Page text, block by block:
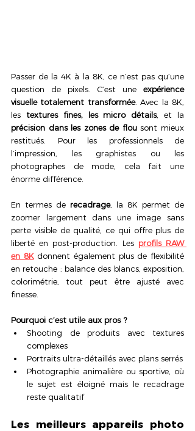
Passer de la 4K à la 8K, ce n’est pas qu’une
question de pixels. C’est une expérience
visuelle totalement transformée. Avec la 8K,
les textures fines, les micro détails
précision dans les zones de flou sont mieux
restitués. Pour les professionnels de
l’impression, les graphistes ou les
photographes de mode, cela fait une
énorme différence.
En termes de recadrage, la 8K permet de
zoomer largement dans une image sans
perte visible de qualité, ce qui offre plus de
liberté en post-production. Les profils RAW
en 8K donnent également plus de flexibilité
en retouche : balance des blancs, exposition,
colorimétrie, tout peut être ajusté avec
finesse.
Pourquoi c’est utile aux pros ?
Shooting de produits avec textures
complexes
Portraits ultra-détaillés avec plans serrés
Photographie animalière ou sportive, où
le sujet est éloigné mais le recadrage
reste qualitatif
Les meilleurs appareils photo